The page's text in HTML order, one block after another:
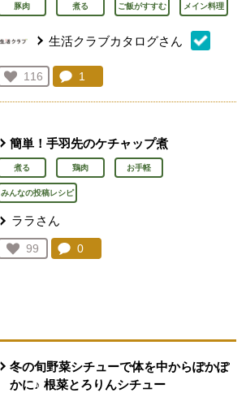
豚肉 煮る ご飯がすすむ メイン料理
生活クラブカタログさん
お気に入り登録：
116
人が登録
コメント：
1
簡単！手羽先のケチャップ煮
煮る 鶏肉 お手軽
みんなの投稿レシピ
ララさん
お気に入り登録：
99
人が登録
コメント：
0
冬の旬野菜シチューで体を中からぽかぽ
かに♪ 根菜とろりんシチュー